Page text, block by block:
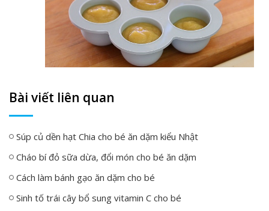
Bài viết liên quan
Súp củ dền hạt Chia cho bé ăn dặm kiểu Nhật
Cháo bí đỏ sữa dừa, đổi món cho bé ăn dặm
Cách làm bánh gạo ăn dặm cho bé
Sinh tố trái cây bổ sung vitamin C cho bé